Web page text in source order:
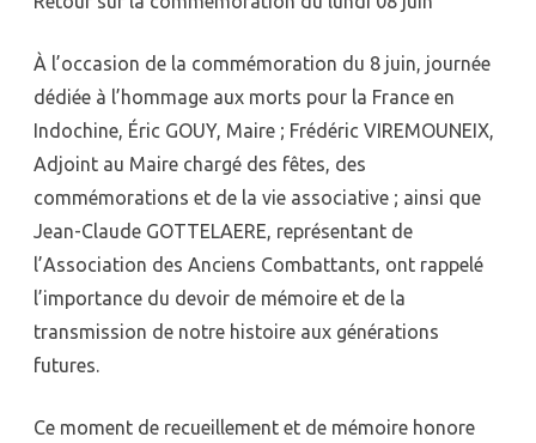
du
08
juin
À l’occasion de la commémoration du 8 juin, journée
dédiée à l’hommage aux morts pour la France en
Indochine, Éric GOUY, Maire ; Frédéric VIREMOUNEIX,
Adjoint au Maire chargé des fêtes, des
commémorations et de la vie associative ; ainsi que
Jean-Claude GOTTELAERE, représentant de
l’Association des Anciens Combattants, ont rappelé
l’importance du devoir de mémoire et de la
transmission de notre histoire aux générations
futures.
Ce moment de recueillement et de mémoire honore